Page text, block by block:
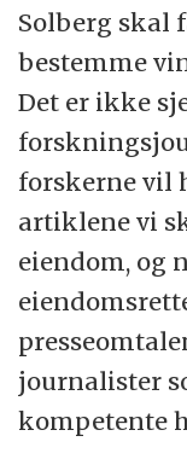
Solberg skal
bestemme
Det er ikke
forskerne vil
artiklene vi
eiendom, og
journalister
kompetente